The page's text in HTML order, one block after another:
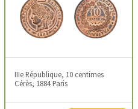
IIIe République, 10 centimes
Cérès, 1884 Paris